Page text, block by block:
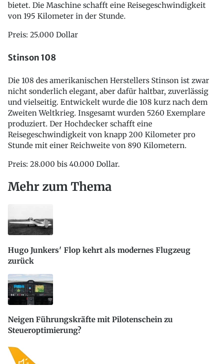
bietet. Die Maschine schafft eine Reisegeschwindigkeit
von 195 Kilometer in der Stunde.
Preis: 25.000 Dollar
Stinson 108
Die 108 des amerikanischen Herstellers Stinson ist zwar
nicht sonderlich elegant, aber dafür haltbar, zuverlässig
und vielseitig. Entwickelt wurde die 108 kurz nach dem
Zweiten Weltkrieg. Insgesamt wurden 5260 Exemplare
produziert. Der Hochdecker schafft eine
Reisegeschwindigkeit von knapp 200 Kilometer pro
Stunde mit einer Reichweite von 890 Kilometern.
Preis: 28.000 bis 40.000 Dollar.
Mehr zum Thema
Hugo Junkers′ Flop kehrt als modernes Flugzeug
zurück
Neigen Führungskräfte mit Pilotenschein zu
Steueroptimierung?